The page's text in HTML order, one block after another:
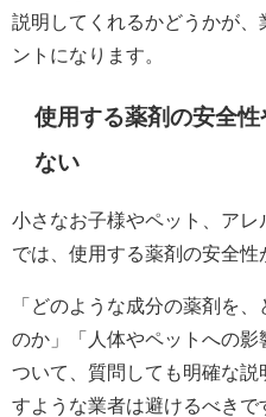
説明してくれるかどうかが、
ントになります。
使用する薬剤の安全
ない
小さなお子様やペット、ア
では、使用する薬剤の安全性
「どのような成分の薬剤を
のか」「人体やペットへの
ついて、質問しても明確な
すような業者は避けるべきで